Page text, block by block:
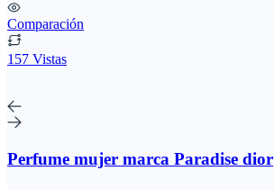
Comparación
157 Vistas
Perfume mujer marca Paradise dior